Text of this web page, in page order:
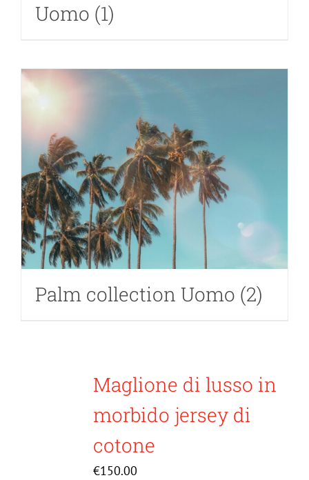
Uomo (1)
Palm collection Uomo (2)
Maglione di lusso in
morbido jersey di
cotone
€150.00